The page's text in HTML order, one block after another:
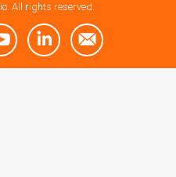
All rights reserved.
YouTube Linkedin Mail